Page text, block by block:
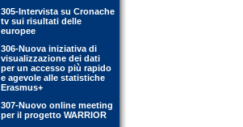
305-Intervista su Cronache
tv sui risultati delle
europee
306-Nuova iniziativa di
visualizzazione dei dati
per un accesso più rapido
e agevole alle statistiche
Erasmus+
307-Nuovo online meeting
per il progetto WARRIOR